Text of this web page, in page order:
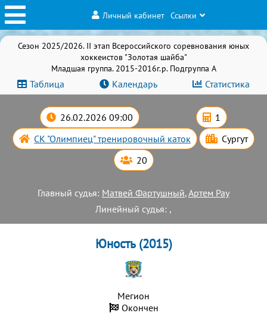
Личный кабинет Ссылки
Сезон 2025/2026. II этап Всероссийского соревнования юных
хоккеистов "Золотая шайба"
Младшая группа. 2015-2016г.р. Подгруппа А
Таблица Календарь Статистика
26.02.2026 09:00 1
СК "Олимпиец" тренировочный каток Сургут
20
Главный судья: Матвей Фартушный,Артем Рау
Линейный судья: ,
Юность (2015)
Мегион
Окончен